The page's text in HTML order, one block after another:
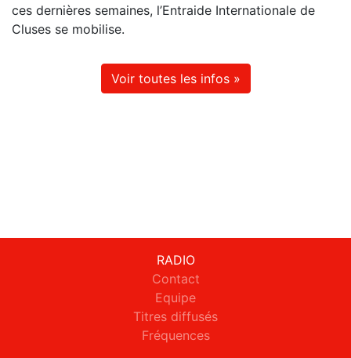
ces dernières semaines, l’Entraide Internationale de
Cluses se mobilise.
Voir toutes les infos »
RADIO
Contact
Equipe
Titres diffusés
Fréquences